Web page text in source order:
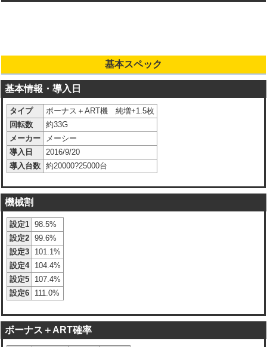
基本スペック
基本情報・導入日
タイプ
ボーナス＋ART機 純増+1.5枚
回転数
約33G
メーカー
メーシー
導入日
2016/9/20
導入台数
約20000?25000台
機械割
設定1
98.5%
設定2
99.6%
設定3
101.1%
設定4
104.4%
設定5
107.4%
設定6
111.0%
ボーナス＋ART確率